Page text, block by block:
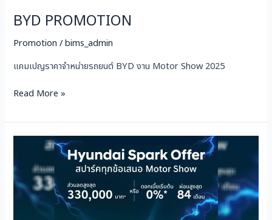
BYD PROMOTION
Promotion /bims_admin
แคมเปญราคาจำหน่ายรถยนต์ BYD งาน Motor Show 2025
Read More »
PROMOTION
HYUNDAI